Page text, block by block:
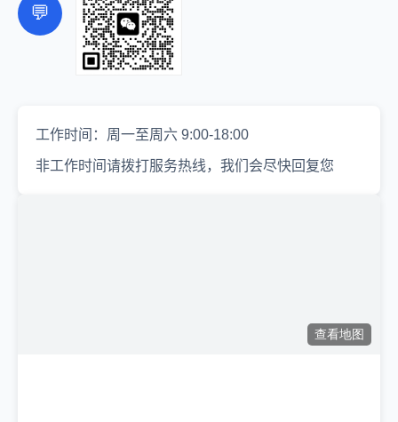
💬
工作时间：周一至周六 9:00-18:00
非工作时间请拨打服务热线，我们会尽快回复您